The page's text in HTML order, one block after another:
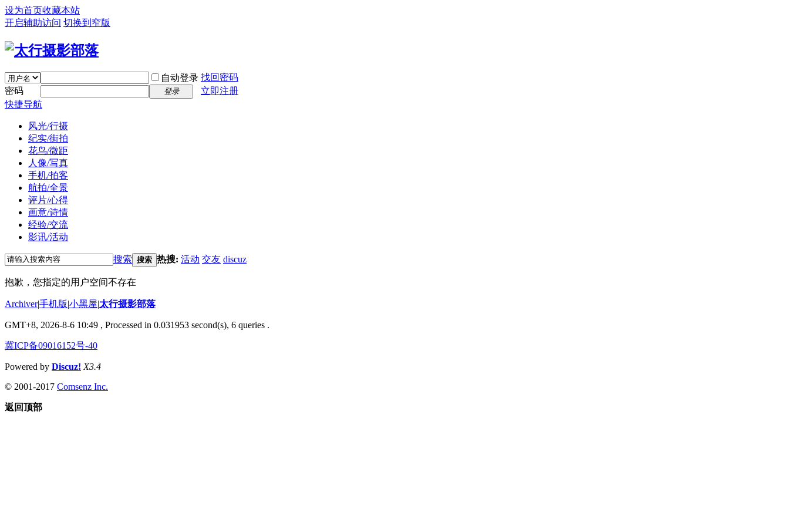
设为首页收藏本站
开启辅助访问 切换到窄版
自动登录 找回密码
密码
登录
立即注册
快捷导航
风光/行摄
纪实/街拍
花鸟/微距
人像/写真
手机/拍客
航拍/全景
评片/心得
画意/诗情
经验/交流
影讯/活动
搜索 搜索 热搜: 活动 交友 discuz
抱歉，您指定的用户空间不存在
Archiver|手机版|小黑屋|太行摄影部落
GMT+8, 2026-8-6 10:49 , Processed in 0.031953 second(s), 6 queries .
冀ICP备09016152号-40
Powered by Discuz! X3.4
© 2001-2017 Comsenz Inc.
返回顶部